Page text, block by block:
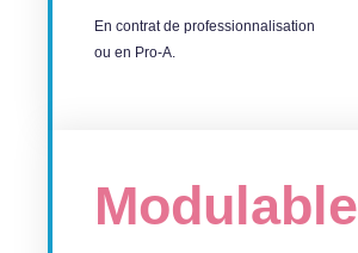
Encontrat de professionnalisation
ou en Pro-A.
Modulable​